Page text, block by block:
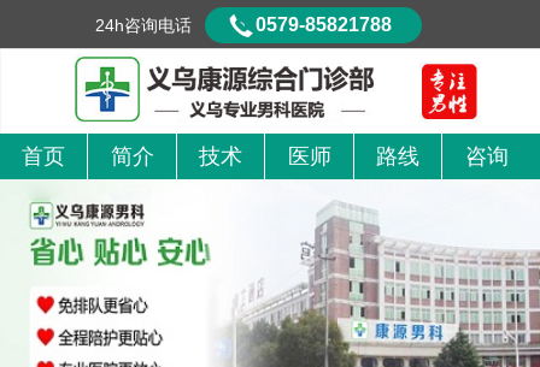
首页 简介 技术 医师 路线 咨询
24h咨询电话 0579-85821788